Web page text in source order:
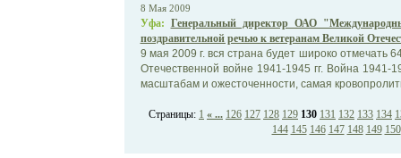
8 Мая 2009
Уфа: Генеральный директор ОАО
поздравительной речью к ветеранам Великой
9 мая 2009 г. вся страна будет широко отмечать
Отечественной войне 1941-1945 гг. Война 1941-
масштабам и ожесточенности, самая
Страницы: 1 « ... 126 127 128 129 130 131 132 133 134
144 145 146 147 148 149 150